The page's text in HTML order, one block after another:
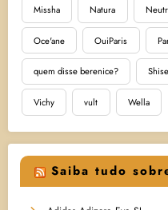
Missha Natura
Oce'ane OuiParis
quem disse berenice?
Vichy vult Wella
Saiba tudo